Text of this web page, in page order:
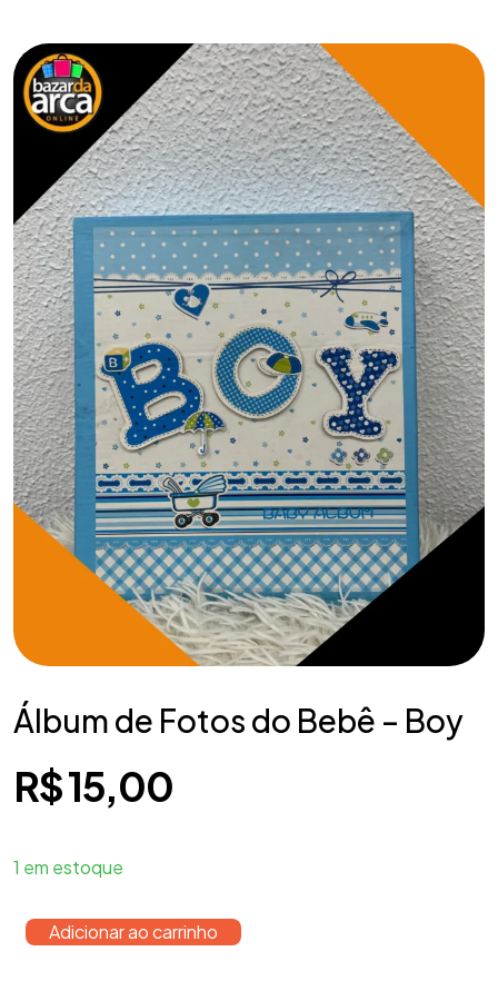
Álbum de Fotos do Bebê – Boy
R$15,00
1 em estoque
Adicionar ao carrinho